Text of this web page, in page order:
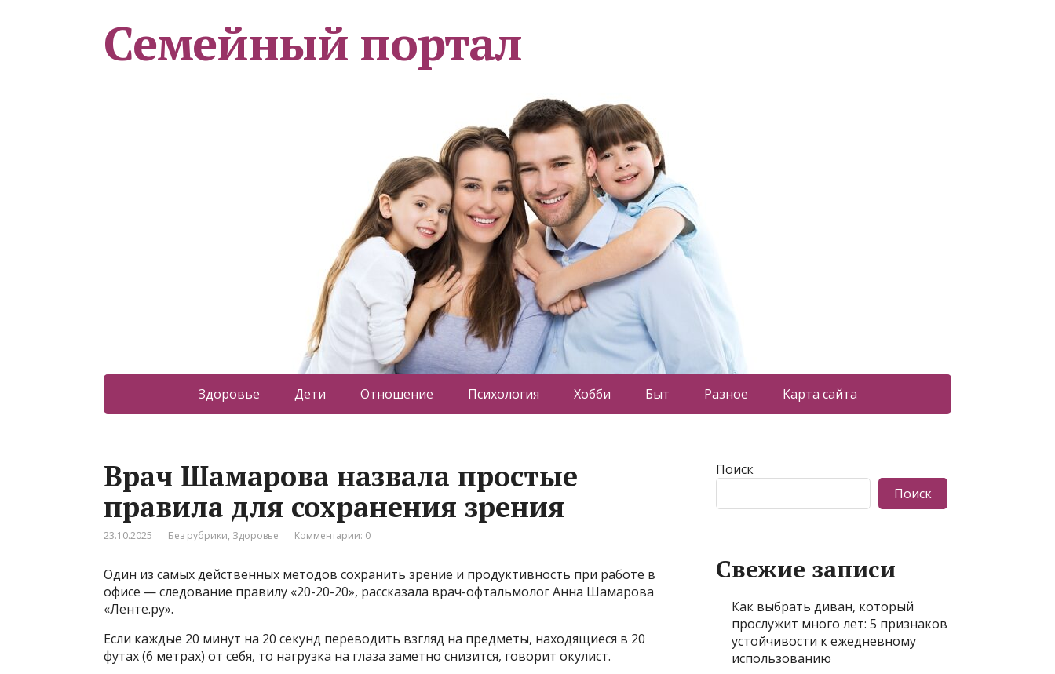
Семейный портал
Здоровье Дети Отношение Психология Хобби Быт Разное Карта сайта
Врач Шамарова назвала простые
правила для сохранения зрения
23.10.2025 Без рубрики, Здоровье Комментарии: 0
Один из самых действенных методов сохранить зрение и продуктивность при работе в
офисе — следование правилу «20-20-20», рассказала врач-офтальмолог Анна Шамарова
«Ленте.ру».
Если каждые 20 минут на 20 секунд переводить взгляд на предметы, находящиеся в 20
футах (6 метрах) от себя, то нагрузка на глаза заметно снизится, говорит окулист.
Поиск
Поиск
Свежие записи
Как выбрать диван, который
прослужит много лет: 5 признаков
устойчивости к ежедневному
использованию